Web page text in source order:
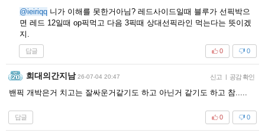
@ieiriqq 니가 이해를 못한거아님? 레드사이드일때 블루가 선픽박으
면 레드 12일때 op픽먹고 다음 3픽때 상대선픽라인 먹는다는 뜻이겠
지.
답글 0
0
희대의간지남 26-07-04 20:47 신고 | 공감 확인
밴픽 개박은거 치고는 잘싸운거같기도 하고 아닌거 같기도 하고 참.....
답글 0
0